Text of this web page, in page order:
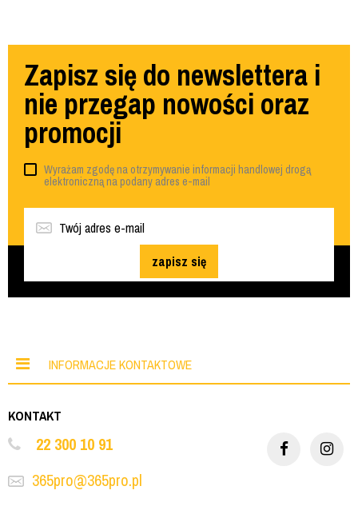
Zapisz się do newslettera i
nie przegap nowości oraz
promocji
Wyrażam zgodę na otrzymywanie informacji handlowej drogą
elektroniczną na podany adres e-mail
zapisz się
INFORMACJE KONTAKTOWE
KONTAKT
22 300 10 91
365pro@365pro.pl